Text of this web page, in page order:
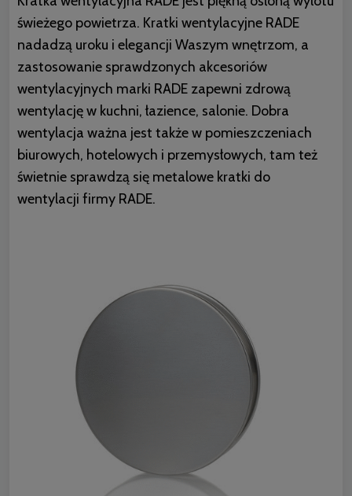
świeżego powietrza. Kratki wentylacyjne RADE
nadadzą uroku i elegancji Waszym wnętrzom, a
zastosowanie sprawdzonych akcesoriów
wentylacyjnych marki RADE zapewni zdrową
wentylację w kuchni, łazience, salonie. Dobra
wentylacja ważna jest także w pomieszczeniach
biurowych, hotelowych i przemysłowych, tam też
świetnie sprawdzą się metalowe kratki do
wentylacji firmy RADE.